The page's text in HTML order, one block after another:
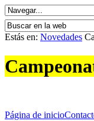
Estás en: Novedades
Página de inicio